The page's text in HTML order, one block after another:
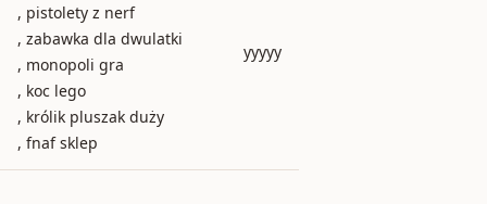
, pistolety z nerf
, zabawka dla dwulatki
, monopoli gra
, koc lego
, królik pluszak duży
, fnaf sklep
yyyyy